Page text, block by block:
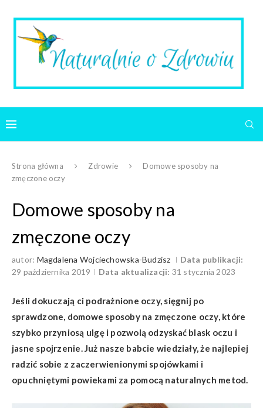
Strona główna Zdrowie
Domowe sposoby na
zmęczone oczy
Domowe sposoby na
zmęczone oczy
autor: Magdalena Wojciechowska-Budzisz
Data publikacji:
29 października 2019
Data aktualizacji: 31 stycznia 2023
Jeśli dokuczają ci podrażnione oczy, sięgnij po
sprawdzone, domowe sposoby na zmęczone oczy, które
szybko przyniosą ulgę i pozwolą odzyskać blask oczu i
jasne spojrzenie. Już nasze babcie wiedziały, że najlepiej
radzić sobie z zaczerwienionymi spojówkami i
opuchniętymi powiekami za pomocą naturalnych metod.